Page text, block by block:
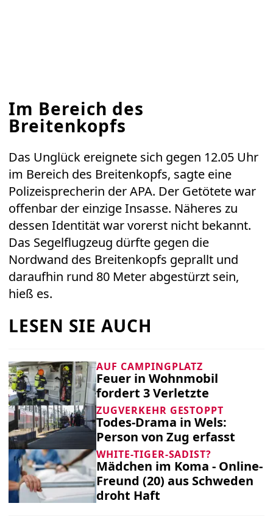
Im Bereich des
Breitenkopfs
Das Unglück ereignete sich gegen 12.05 Uhr
im Bereich des Breitenkopfs, sagte eine
Polizeisprecherin der APA. Der Getötete war
offenbar der einzige Insasse. Näheres zu
dessen Identität war vorerst nicht bekannt.
Das Segelflugzeug dürfte gegen die
Nordwand des Breitenkopfs geprallt und
daraufhin rund 80 Meter abgestürzt sein,
hieß es.
LESEN SIE AUCH
AUF CAMPINGPLATZ
Feuer in Wohnmobil
fordert 3 Verletzte
ZUGVERKEHR GESTOPPT
Todes-Drama in Wels:
Person von Zug erfasst
WHITE-TIGER-SADIST?
Mädchen im Koma - Online-
Freund (20) aus Schweden
droht Haft